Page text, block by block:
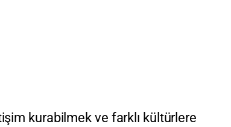
kurabilmek ve farklı kültürlere